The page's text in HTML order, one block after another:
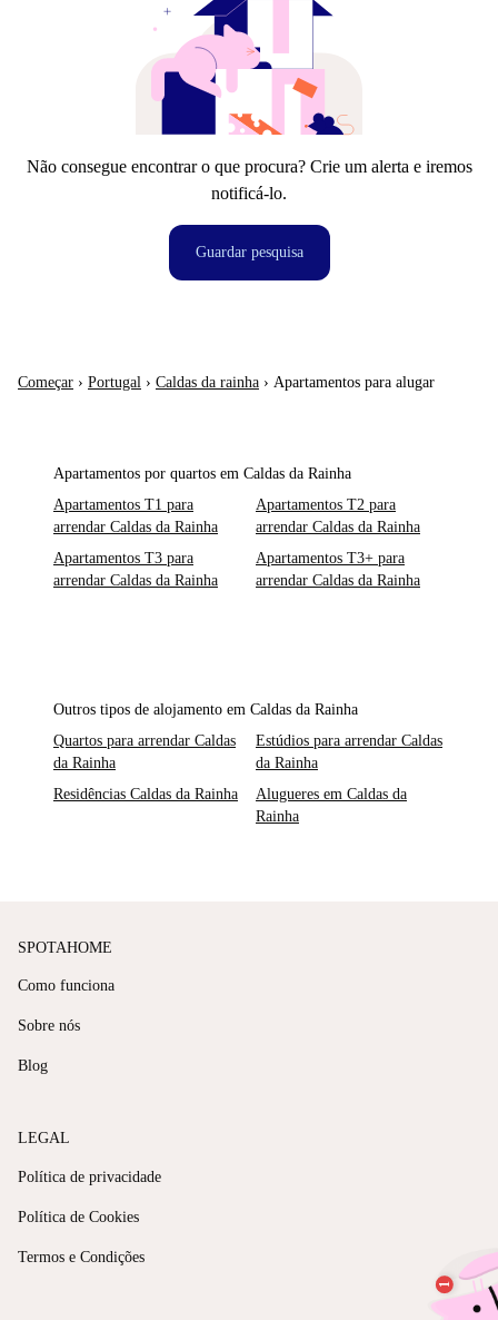
Não consegue encontrar o que procura? Crie um alerta e iremos
notificá-lo.
Guardar pesquisa
Começar › Portugal › Caldas da rainha › Apartamentos para alugar
Apartamentos por quartos em Caldas da Rainha
Apartamentos T1 para
arrendar Caldas da Rainha
Apartamentos T2 para
arrendar Caldas da Rainha
Apartamentos T3 para
arrendar Caldas da Rainha
Apartamentos T3+ para
arrendar Caldas da Rainha
Outros tipos de alojamento em Caldas da Rainha
Quartos para arrendar Caldas
da Rainha
Estúdios para arrendar Caldas
da Rainha
Residências Caldas da Rainha
Alugueres em Caldas da
Rainha
SPOTAHOME
Como funciona
Sobre nós
Blog
LEGAL
Política de privacidade
Política de Cookies
Termos e Condições